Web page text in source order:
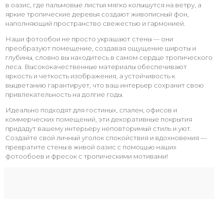
в оазис, где пальмовые листья мягко колышутся на ветру, а
яркие тропические деревья создают живописный фон,
наполняющий пространство свежестью и гармонией.
Наши фотообои не просто украшают стены — они
преобразуют помещение, создавая ощущение широты и
глубины, словно вы находитесь в самом сердце тропического
леса. Высококачественные материалы обеспечивают
яркость и четкость изображения, а устойчивость к
выцветанию гарантирует, что ваш интерьер сохранит свою
привлекательность на долгие годы.
Идеально подходят для гостиных, спален, офисов и
коммерческих помещений, эти декоративные покрытия
придадут вашему интерьеру неповторимый стиль и уют.
Создайте свой личный уголок спокойствия и вдохновения —
превратите стены в живой оазис с помощью наших
фотообоев и фресок с тропическими мотивами!